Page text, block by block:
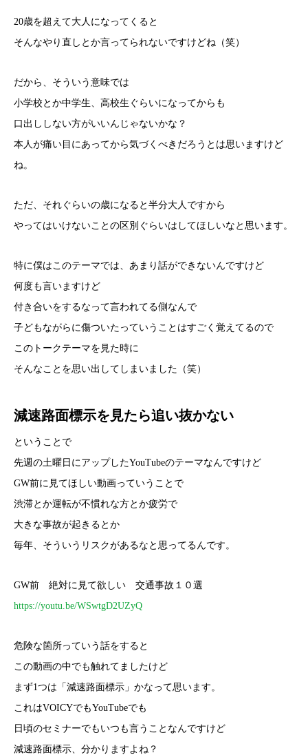
20歳を超えて大人になってくると
そんなやり直しとか言ってられないですけどね（笑）
だから、そういう意味では
小学校とか中学生、高校生ぐらいになってからも
口出ししない方がいいんじゃないかな？
本人が痛い目にあってから気づくべきだろうとは思いますけど
ね。
ただ、それぐらいの歳になると半分大人ですから
やってはいけないことの区別ぐらいはしてほしいなと思います。
特に僕はこのテーマでは、あまり話ができないんですけど
何度も言いますけど
付き合いをするなって言われてる側なんで
子どもながらに傷ついたっていうことはすごく覚えてるので
このトークテーマを見た時に
そんなことを思い出してしまいました（笑）
減速路面標示を見たら追い抜かない
ということで
先週の土曜日にアップしたYouTubeのテーマなんですけど
GW前に見てほしい動画っていうことで
渋滞とか運転が不慣れな方とか疲労で
大きな事故が起きるとか
毎年、そういうリスクがあるなと思ってるんです。
GW前 絶対に見て欲しい 交通事故１０選
https://youtu.be/WSwtgD2UZyQ
危険な箇所っていう話をすると
この動画の中でも触れてましたけど
まず1つは「減速路面標示」かなって思います。
これはVOICYでもYouTubeでも
日頃のセミナーでもいつも言うことなんですけど
減速路面標示、分かりますよね？